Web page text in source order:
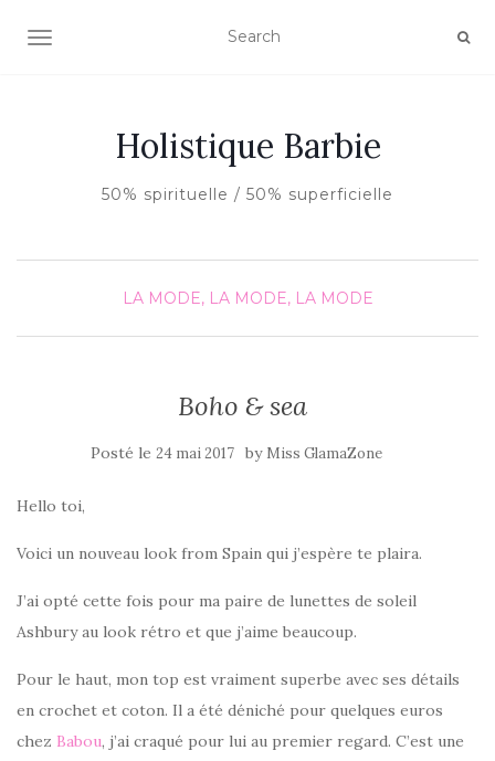
AFFICHER/MASQUER LA NAVIGATION
Holistique Barbie
50% spirituelle / 50% superficielle
LA MODE, LA MODE, LA MODE
Boho & sea
Posté le 24 mai 2017 by Miss GlamaZone
Hello toi,
Voici un nouveau look from Spain qui j’espère te plaira.
J’ai opté cette fois pour ma paire de lunettes de soleil
Ashbury au look rétro et que j’aime beaucoup.
Pour le haut, mon top est vraiment superbe avec ses détails
en crochet et coton. Il a été déniché pour quelques euros
chez Babou, j’ai craqué pour lui au premier regard. C’est une